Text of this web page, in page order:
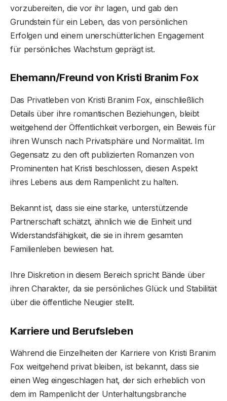
vorzubereiten, die vor ihr lagen, und gab den
Grundstein für ein Leben, das von persönlichen
Erfolgen und einem unerschütterlichen Engagement
für persönliches Wachstum geprägt ist.
Ehemann/Freund von Kristi Branim Fox
Das Privatleben von Kristi Branim Fox, einschließlich
Details über ihre romantischen Beziehungen, bleibt
weitgehend der Öffentlichkeit verborgen, ein Beweis für
ihren Wunsch nach Privatsphäre und Normalität. Im
Gegensatz zu den oft publizierten Romanzen von
Prominenten hat Kristi beschlossen, diesen Aspekt
ihres Lebens aus dem Rampenlicht zu halten.
Bekannt ist, dass sie eine starke, unterstützende
Partnerschaft schätzt, ähnlich wie die Einheit und
Widerstandsfähigkeit, die sie in ihrem gesamten
Familienleben bewiesen hat.
Ihre Diskretion in diesem Bereich spricht Bände über
ihren Charakter, da sie persönliches Glück und Stabilität
über die öffentliche Neugier stellt.
Karriere und Berufsleben
Während die Einzelheiten der Karriere von Kristi Branim
Fox weitgehend privat bleiben, ist bekannt, dass sie
einen Weg eingeschlagen hat, der sich erheblich von
dem im Rampenlicht der Unterhaltungsbranche